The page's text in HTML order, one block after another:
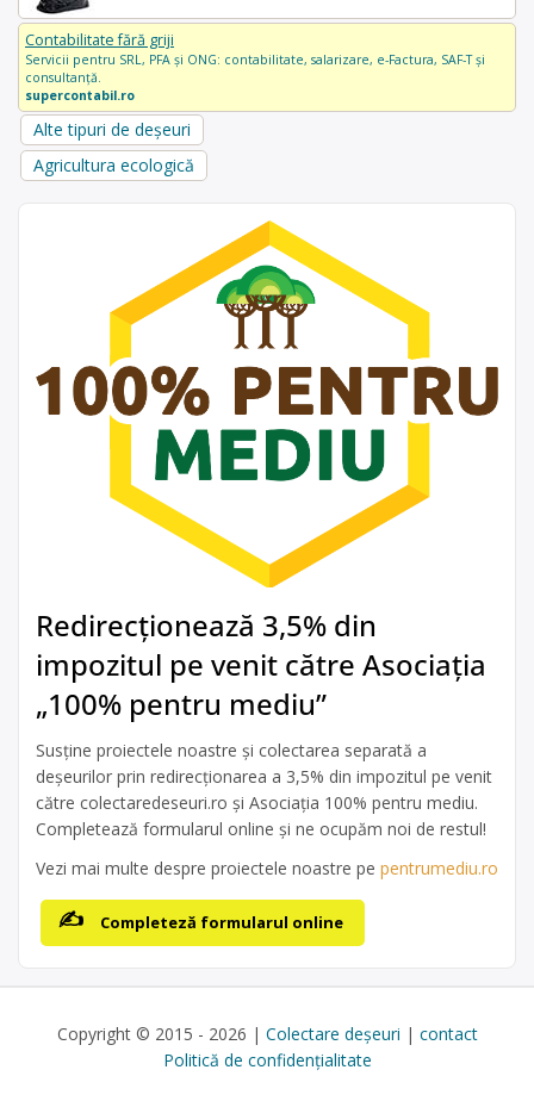
Contabilitate fără griji
Servicii pentru SRL, PFA și ONG: contabilitate, salarizare, e-Factura, SAF-T și
consultanță.
supercontabil.ro
Alte tipuri de deșeuri
Agricultura ecologică
Redirecționează 3,5% din
impozitul pe venit către Asociația
„100% pentru mediu”
Susține proiectele noastre și colectarea separată a
deșeurilor prin redirecționarea a 3,5% din impozitul pe venit
către colectaredeseuri.ro și Asociația 100% pentru mediu.
Completează formularul online și ne ocupăm noi de restul!
Vezi mai multe despre proiectele noastre pe pentrumediu.ro
Completeză formularul online
Copyright © 2015 - 2026 | Colectare deșeuri | contact
Politică de confidențialitate